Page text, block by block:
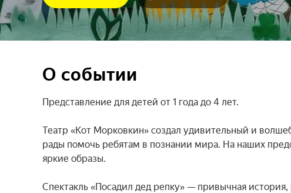
О событии
Представление для детей от 1 года до 4 лет.
Театр «Кот Морковкин» создал удивительный и
рады помочь ребятам в познании мира. На наших
яркие образы.
Спектакль «Посадил дед репку» — привычная